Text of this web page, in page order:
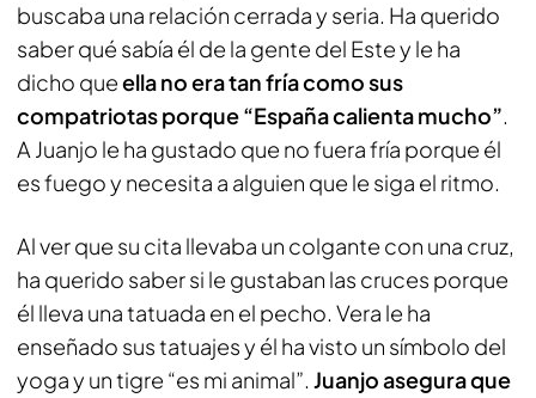
buscaba una relación cerrada y seria. Ha querido
saber qué sabía él de la gente del Este y le ha
dicho queella no era tan fría como sus
compatriotas porque “España calienta mucho”.
A Juanjo le ha gustado que no fuera fría porque él
es fuego y necesita a alguien que le siga el ritmo.
Al ver que su cita llevaba un colgante con una cruz,
ha querido saber si le gustaban las cruces porque
él lleva una tatuada en el pecho. Vera le ha
enseñado sus tatuajes y él ha visto un símbolo del
yoga y un tigre “es mi animal”. Juanjo asegura que